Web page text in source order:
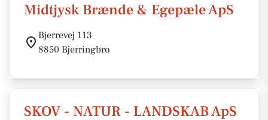
Midtjysk Brænde & Egepæle ApS
Bjerrevej 113
8850 Bjerringbro
SKOV - NATUR - LANDSKAB ApS